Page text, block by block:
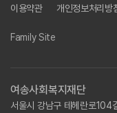
이용약관 개인정보처리방
Family Site
여송사회복지재단
서울시 강남구 테헤란로